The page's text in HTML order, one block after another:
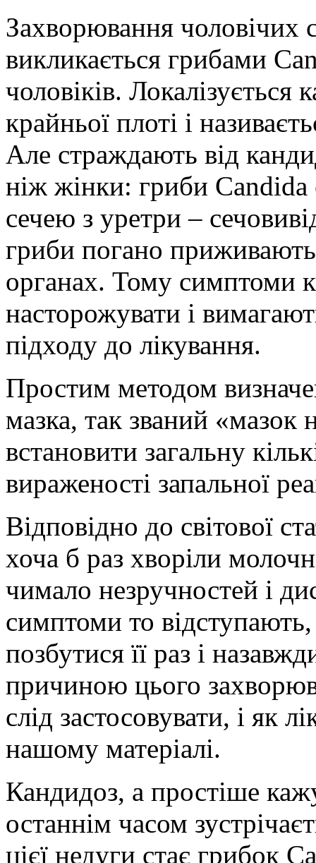
Захворювання чоловічих
викликається грибами
чоловіків. Локалізується
крайньої плоті і
Але страждають від
ніж жінки: гриби
сечею з уретри –
гриби погано
органах. Тому симптоми
насторожувати і
підходу до лікування.
Простим методом
мазка, так званий
встановити загальну
вираженості запальної
Відповідно до світової
хоча б раз хворіли
чимало незручностей і
симптоми то
позбутися її раз і
причиною цього
слід застосовувати, і як
нашому матеріалі.
Кандидоз, а простіше
останнім часом
цієї недуги стає грибок